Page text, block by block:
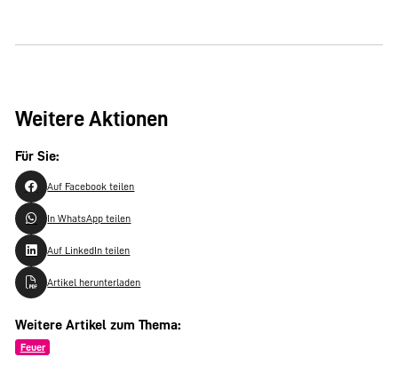
Weitere Aktionen
Für Sie:
Auf Facebook teilen
In WhatsApp teilen
Auf LinkedIn teilen
Artikel herunterladen
Weitere Artikel zum Thema:
Feuer